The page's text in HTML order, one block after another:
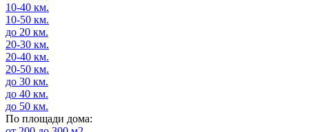
10-40 км.
10-50 км.
до 20 км.
20-30 км.
20-40 км.
20-50 км.
до 30 км.
до 40 км.
до 50 км.
По площади дома: